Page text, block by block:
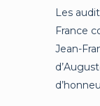
Les
France
Jean-